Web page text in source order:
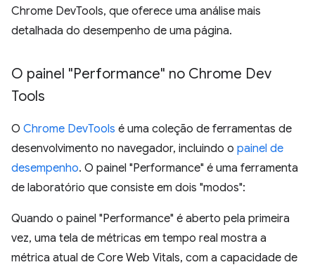
Chrome DevTools, que oferece uma análise mais
detalhada do desempenho de uma página.
O painel "Performance" no Chrome Dev
Tools
O Chrome DevTools é uma coleção de ferramentas de
desenvolvimento no navegador, incluindo o painel de
desempenho. O painel "Performance" é uma ferramenta
de laboratório que consiste em dois "modos":
Quando o painel "Performance" é aberto pela primeira
vez, uma tela de métricas em tempo real mostra a
métrica atual de Core Web Vitals, com a capacidade de